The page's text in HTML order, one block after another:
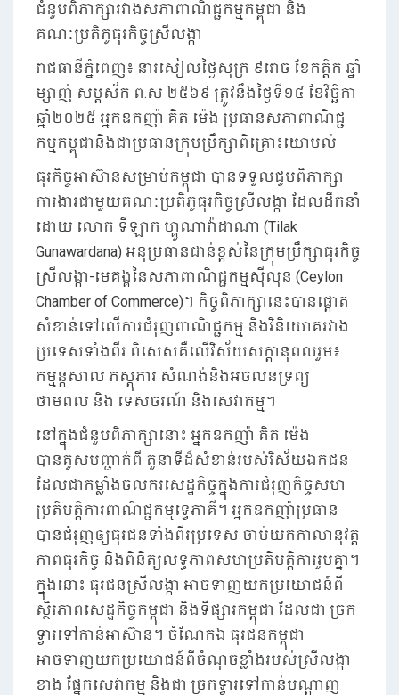
ជំនួបពិភាក្សារវាងសភាពាណិជ្ជកម្មកម្ពុជា និង
គណៈប្រតិភូធុរកិច្ចស្រីលង្កា
រាជធានីភ្នំពេញ៖ នារសៀលថ្ងៃសុក្រ ៩រោច ខែកត្តិក ឆ្នាំ
ម្សាញ់ សប្តស័ក ព.ស ២៥៦៩ ត្រូវនឹងថ្ងៃទី១៤ ខែវិច្ឆិកា
ឆ្នាំ២០២៥ អ្នកឧកញ៉ា គិត ម៉េង ប្រធានសភាពាណិជ្ជ
កម្មកម្ពុជានិងជាប្រធានក្រុមប្រឹក្សាពិគ្រោះយោបល់
ធុរកិច្ចអាស៊ានសម្រាប់កម្ពុជា បានទទួលជួបពិភាក្សា
ការងារជាមួយគណៈប្រតិភូធុរកិច្ចស្រីលង្កា ដែលដឹកនាំ
ដោយ លោក ទីឡាក ហ្គូណាវ៉ាដាណា (Tilak
Gunawardana) អនុប្រធានជាន់ខ្ពស់នៃក្រុមប្រឹក្សាធុរកិច្ច
ស្រីលង្កា-មេគង្គនៃសភាពាណិជ្ជកម្មស៊ីលុន (Ceylon
Chamber of Commerce)។ កិច្ចពិភាក្សានេះបានផ្តោត
សំខាន់ទៅលើការជំរុញពាណិជ្ជកម្ម និងវិនិយោគរវាង
ប្រទេសទាំងពីរ ពិសេសគឺលើវិស័យសក្តានុពលរួម៖
កម្មន្តសាល ភស្តុភារ សំណង់និងអចលនទ្រព្យ
ថាមពល និង ទេសចរណ៍ និងសេវាកម្ម។
នៅក្នុងជំនួបពិភាក្សានោះ អ្នកឧកញ៉ា គិត ម៉េង
បានគូសបញ្ជាក់ពី តួនាទីដ៏សំខាន់របស់វិស័យឯកជន
ដែលជាកម្លាំងចលករសេដ្ឋកិច្ចក្នុងការជំរុញកិច្ចសហ
ប្រតិបត្តិការពាណិជ្ជកម្មទ្វេភាគី។ អ្នកឧកញ៉ាប្រធាន
បានជំរុញឲ្យធុរជនទាំងពីរប្រទេស ចាប់យកកាលានុវត្ត
ភាពធុរកិច្ច និងពិនិត្យលទ្ធភាពសហប្រតិបត្តិការរួមគ្នា។
ក្នុងនោះ ធុរជនស្រីលង្កា អាចទាញយកប្រយោជន៍ពី
ស្ថិរភាពសេដ្ឋកិច្ចកម្ពុជា និងទីផ្សារកម្ពុជា ដែលជា ច្រក
ទ្វារទៅកាន់អាស៊ាន។ ចំណែកឯ ធុរជនកម្ពុជា
អាចទាញយកប្រយោជន៍ពីចំណុចខ្លាំងរបស់ស្រីលង្កា
ខាង ផ្នែកសេវាកម្ម និងជា ច្រកទ្វារទៅកាន់បណ្តាញ